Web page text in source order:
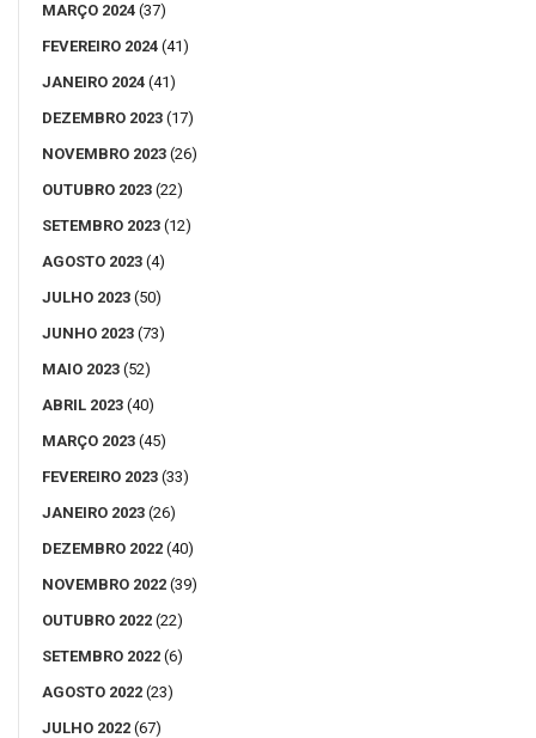
MARÇO 2024 (37)
FEVEREIRO 2024 (41)
JANEIRO 2024 (41)
DEZEMBRO 2023 (17)
NOVEMBRO 2023 (26)
OUTUBRO 2023 (22)
SETEMBRO 2023 (12)
AGOSTO 2023 (4)
JULHO 2023 (50)
JUNHO 2023 (73)
MAIO 2023 (52)
ABRIL 2023 (40)
MARÇO 2023 (45)
FEVEREIRO 2023 (33)
JANEIRO 2023 (26)
DEZEMBRO 2022 (40)
NOVEMBRO 2022 (39)
OUTUBRO 2022 (22)
SETEMBRO 2022 (6)
AGOSTO 2022 (23)
JULHO 2022 (67)